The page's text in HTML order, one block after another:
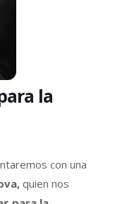
la
con una
quien nos